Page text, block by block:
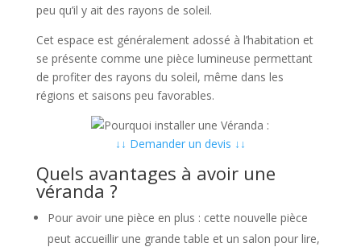
peu qu’il y ait des rayons de soleil.
Cet espace est généralement adossé à l’habitation et
se présente comme une pièce lumineuse permettant
de profiter des rayons du soleil, même dans les
régions et saisons peu favorables.
↓↓ Demander un devis ↓↓
Quels avantages à avoir une
véranda ?
Pour avoir une pièce en plus : cette nouvelle pièce
peut accueillir une grande table et un salon pour lire,